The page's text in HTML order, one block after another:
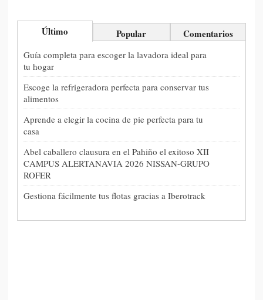
Último Popular Comentarios
Guía completa para escoger la lavadora ideal para
tu hogar
Escoge la refrigeradora perfecta para conservar tus
alimentos
Aprende a elegir la cocina de pie perfecta para tu
casa
Abel caballero clausura en el Pahiño el exitoso XII
CAMPUS ALERTANAVIA 2026 NISSAN-GRUPO
ROFER
Gestiona fácilmente tus flotas gracias a Iberotrack